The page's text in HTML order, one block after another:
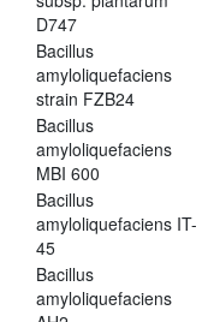
D747
Bacillus
amyloliquefaciens
strain FZB24
Bacillus
amyloliquefaciens
MBI 600
Bacillus
amyloliquefaciens IT-
45
Bacillus
amyloliquefaciens